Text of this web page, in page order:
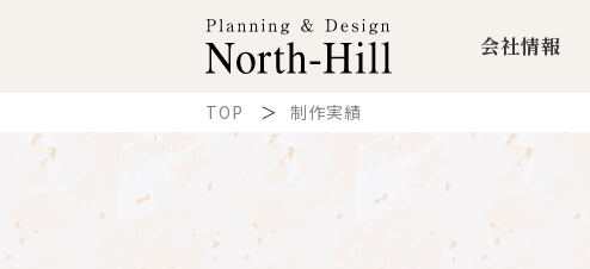
会社情報
TOP 制作実績